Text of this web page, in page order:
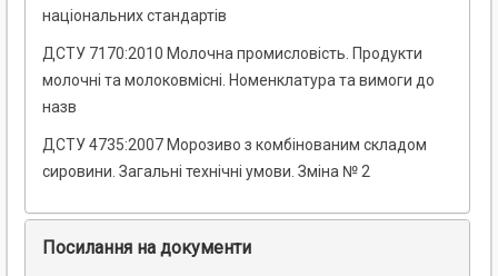
національних стандартів
ДСТУ 7170:2010 Молочна промисловість. Продукти
молочні та молоковмісні. Номенклатура та вимоги до
назв
ДСТУ 4735:2007 Морозиво з комбінованим складом
сировини. Загальні технічні умови. Зміна № 2
Посилання на документи